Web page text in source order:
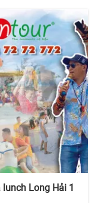
Long Hải 1